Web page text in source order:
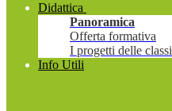
Didattica
Panoramica
Offerta formativa
I progetti delle classi
Info Utili